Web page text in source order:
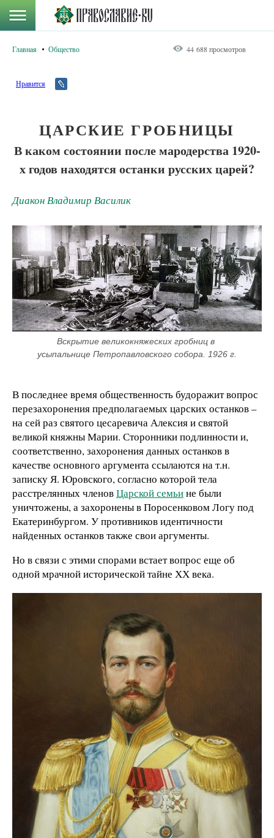
Главная Общество 44 688 просмотров
Нравится
ЦАРСКИЕ ГРОБНИЦЫ
В каком состоянии после мародерства 1920-
х годов находятся останки русских царей?
Диакон Владимир Василик
Вскрытие великокняжеских гробниц в
усыпальнице Петропавловского собора. 1926 г.
В последнее время общественность будоражит вопрос
перезахоронения предполагаемых царских останков –
на сей раз святого цесаревича Алексия и святой
великой княжны Марии. Сторонники подлинности и,
соответственно, захоронения данных останков в
качестве основного аргумента ссылаются на т.н.
записку Я. Юровского, согласно которой тела
расстрелянных членовЦарской семьине были
уничтожены, а захоронены в Поросенковом Логу под
Екатеринбургом. У противников идентичности
найденных останков также свои аргументы.
Но в связи с этими спорами встает вопрос еще об
одной мрачной исторической тайне ХХ века.